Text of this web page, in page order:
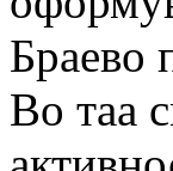
Браево
Во таа